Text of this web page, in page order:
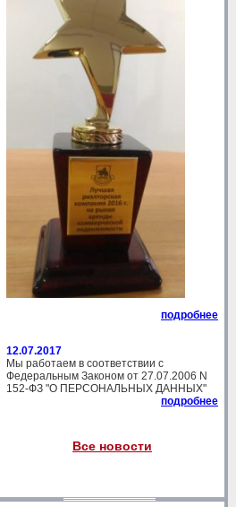
подробнее
12.07.2017
Мы работаем в соответствии с
Федеральным Законом от 27.07.2006 N
152-ФЗ "О ПЕРСОНАЛЬНЫХ ДАННЫХ"
подробнее
Все новости